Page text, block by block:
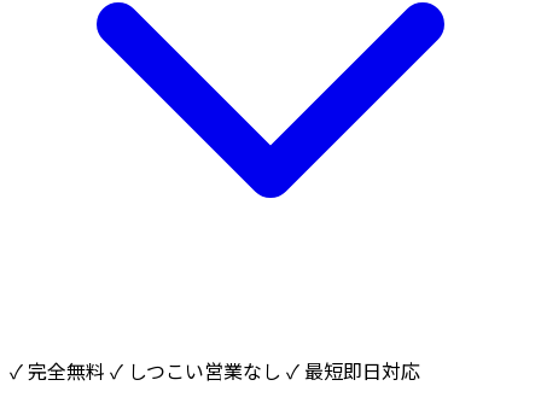
✓ 完全無料 ✓ しつこい営業なし ✓ 最短即日対応